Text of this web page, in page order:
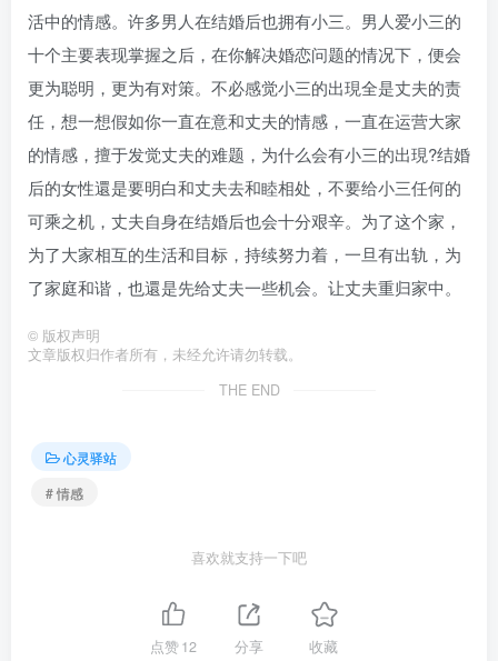
活中的情感。许多男人在结婚后也拥有小三。男人爱小三的
十个主要表现掌握之后，在你解决婚恋问题的情况下，便会
更为聪明，更为有对策。不必感觉小三的出現全是丈夫的责
任，想一想假如你一直在意和丈夫的情感，一直在运营大家
的情感，擅于发觉丈夫的难题，为什么会有小三的出現?结婚
后的女性還是要明白和丈夫去和睦相处，不要给小三任何的
可乘之机，丈夫自身在结婚后也会十分艰辛。为了这个家，
为了大家相互的生活和目标，持续努力着，一旦有出轨，为
了家庭和谐，也還是先给丈夫一些机会。让丈夫重归家中。
© 版权声明
文章版权归作者所有，未经允许请勿转载。
THE END
心灵驿站
# 情感
喜欢就支持一下吧
点赞12 分享 收藏